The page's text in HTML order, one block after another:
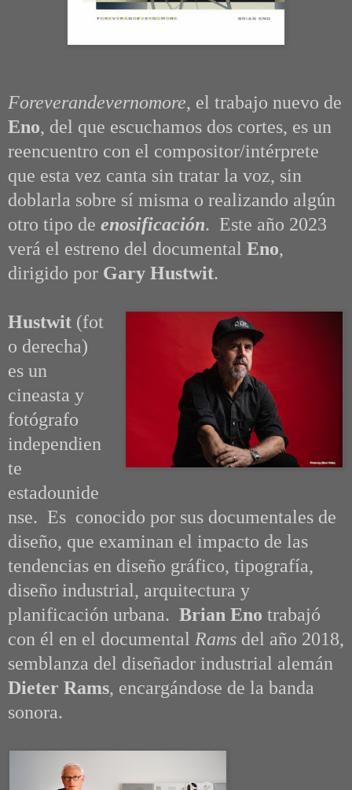
Foreverandevernomore, el trabajo nuevo de
Eno, del que escuchamos dos cortes, es un
reencuentro con el compositor/intérprete
que esta vez canta sin tratar la voz, sin
doblarla sobre sí misma o realizando algún
otro tipo de enosificación. Este año 2023
verá el estreno del documental Eno,
dirigido por Gary Hustwit.
Hustwit (fot
o derecha)
es un
cineasta y
fotógrafo
independien
te
estadounide
nse. Es conocido por sus documentales de
diseño, que examinan el impacto de las
tendencias en diseño gráfico, tipografía,
diseño industrial, arquitectura y
planificación urbana. Brian Eno trabajó
con él en el documental Rams del año 2018,
semblanza del diseñador industrial alemán
Dieter Rams, encargándose de la banda
sonora.